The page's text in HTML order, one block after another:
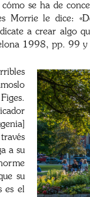
se ha de
Morrie le dice:
a crear algo
1998, pp. 99 y
a su
su
es el